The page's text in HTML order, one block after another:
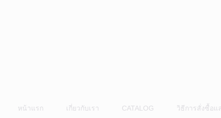
หน้าแรก เกี่ยวกับเรา CATALOG วิธีการสั่งซื้อแ